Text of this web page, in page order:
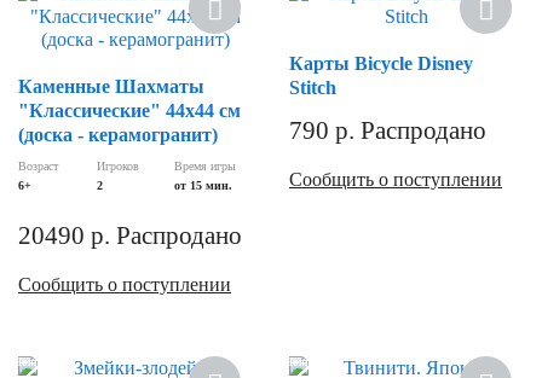
Каменные Шахматы
"Классические" 44х44 см
(доска - керамогранит)
Возраст
6+
Игроков
2
Время игры
от 15 мин.
20490 р. Распродано
Сообщить о поступлении
Карты Bicycle Disney
Stitch
790 р. Распродано
Сообщить о поступлении
Новинка Новинка